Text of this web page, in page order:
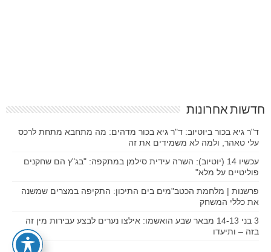
חדשות אחרונות
ד"ר גיא בכור ביוטיוב: ד"ר גיא בכור מדהים: מה מתחבא מתחת לרכס
עלי טאהר, ולמה לא משמידים את זה
עכשיו 14 (יוטיוב): השרה עידית סילמן במתקפה: "בג"ץ הם שחקנים
פוליטיים על מלא"
פרשנות | מלחמת הכטב"מים בים התיכון: התקיפה במצרים שמשנה
את כללי המשחק
3 בני 14-13 מבאר שבע הואשמו: אילצו נערים לבצע עבירות מין זה
בזה – ותיעדו